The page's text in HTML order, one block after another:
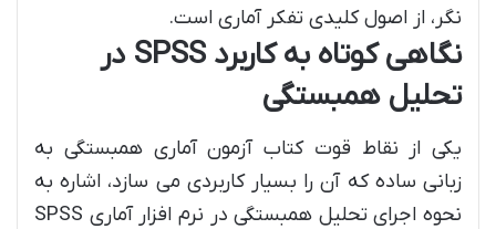
نگر، از اصول کلیدی تفکر آماری است.
نگاهی کوتاه به کاربرد SPSS در
تحلیل همبستگی
یکی از نقاط قوت کتاب آزمون آماری همبستگی به
زبانی ساده که آن را بسیار کاربردی می سازد، اشاره به
نحوه اجرای تحلیل همبستگی در نرم افزار آماری SPSS